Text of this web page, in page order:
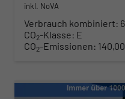
inkl. NoVA
Verbrauch kombiniert:
CO2-Klasse: E
CO2-Emissionen: